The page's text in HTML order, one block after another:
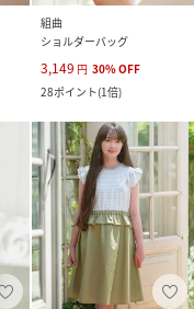
組曲
ショルダーバッグ
3,149 円 30%OFF
28ポイント(1倍)